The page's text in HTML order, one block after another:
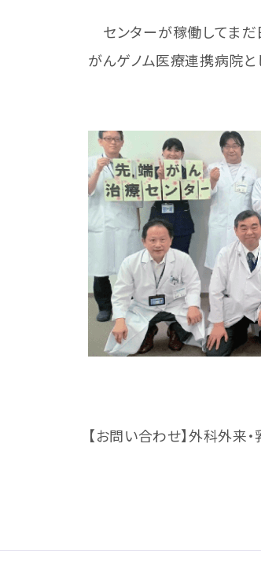
センターが稼働してまだ
がんゲノム医療連携病院と
【お問い合わせ】外科外